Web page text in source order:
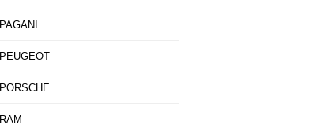
PAGANI
PEUGEOT
PORSCHE
RAM